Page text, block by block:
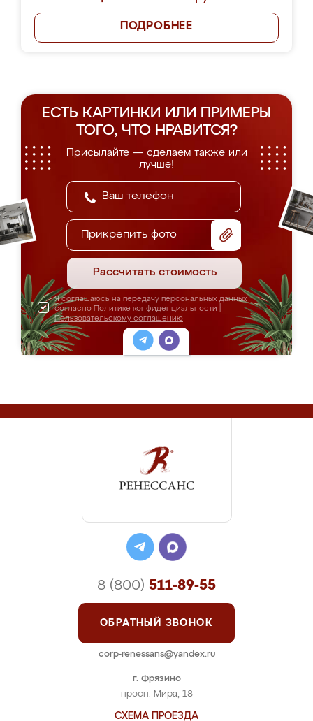
ПОДРОБНЕЕ
ЕСТЬ КАРТИНКИ ИЛИ ПРИМЕРЫ
ТОГО, ЧТО НРАВИТСЯ?
Присылайте — сделаем также или
лучше!
Прикрепить фото
Рассчитать стоимость
Я соглашаюсь на передачу персональных данных
согласно Политике конфиденциальности
Пользовательскому соглашению
г. Фрязино
просп. Мира, 18
СХЕМА ПРОЕЗДА
8 (800) 511-89-55
ОБРАТНЫЙ ЗВОНОК
corp-renessans@yandex.ru